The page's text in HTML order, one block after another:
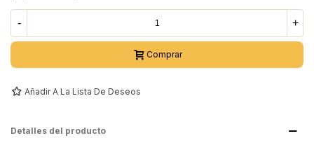
- +
Comprar
Añadir A La Lista De Deseos
Detalles del producto